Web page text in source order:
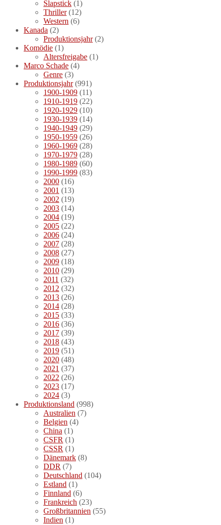
Slapstick (1)
Thriller(12)
Western (6)
Kanada (2)
Produktionsjahr(2)
Komödie (1)
Altersfreigabe (1)
Marco Schade (4)
Genre (3)
Produktionsjahr(991)
1900-1909 (11)
1910-1919 (22)
1920-1929 (10)
1930-1939 (14)
1940-1949 (29)
1950-1959 (26)
1960-1969 (28)
1970-1979 (28)
1980-1989 (60)
1990-1999 (83)
2000 (16)
2001 (13)
2002 (19)
2003 (14)
2004 (19)
2005 (22)
2006 (24)
2007 (28)
2008 (27)
2009 (18)
2010 (29)
2011 (32)
2012 (32)
2013 (26)
2014 (28)
2015 (33)
2016 (36)
2017 (39)
2018 (43)
2019 (51)
2020 (48)
2021 (37)
2022 (26)
2023 (17)
2024 (3)
Produktionsland (998)
Australien (7)
Belgien (4)
China (1)
CSFR (1)
CSSR (1)
Dänemark (8)
DDR (7)
Deutschland (104)
Estland (1)
Finnland (6)
Frankreich (23)
Großbritannien (55)
Indien (1)